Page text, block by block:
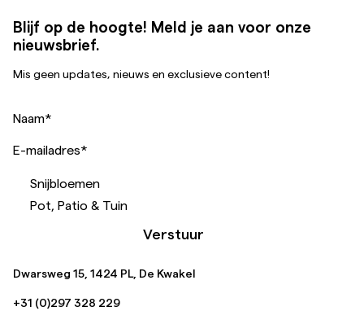
Blijf op de hoogte! Meld je aan voor onze
nieuwsbrief.
Mis geen updates, nieuws en exclusieve content!
Naam*
E-mailadres*
Snijbloemen
Pot, Patio & Tuin
Verstuur
Dwarsweg 15, 1424 PL, De Kwakel
+31 (0)297 328 229